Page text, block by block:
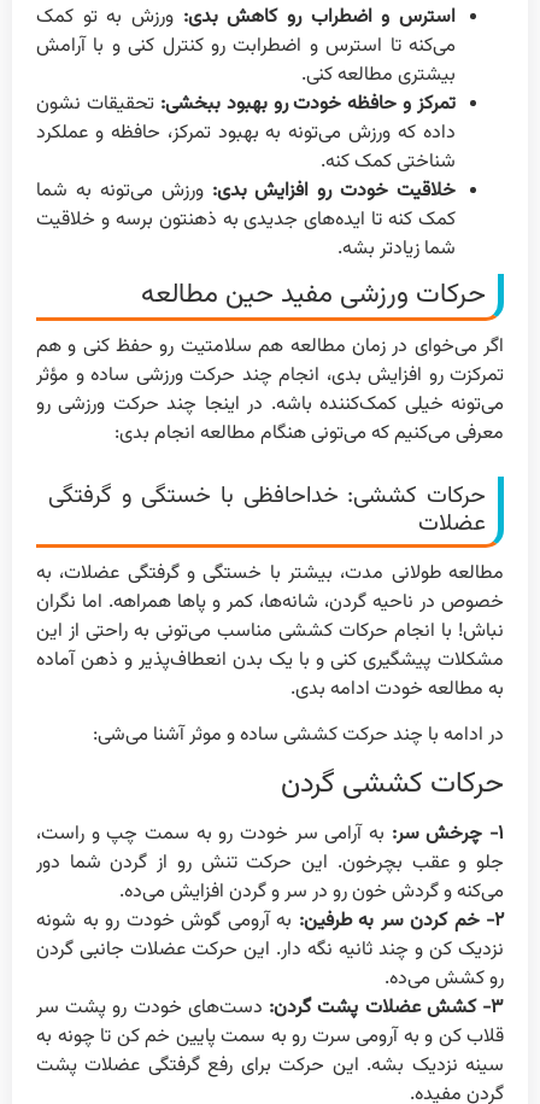
استرس و اضطراب رو کاهش بدی: ورزش به تو کمک
می‌کنه تا استرس و اضطرابت رو کنترل کنی و با آرامش
بیشتری مطالعه کنی.
تمرکز و حافظه خودت رو بهبود ببخشی: تحقیقات نشون
داده که ورزش می‌تونه به بهبود تمرکز، حافظه و عملکرد
شناختی کمک کنه.
خلاقیت خودت رو افزایش بدی: ورزش می‌تونه به شما
کمک کنه تا ایده‌های جدیدی به ذهنتون برسه و خلاقیت
شما زیادتر بشه.
حرکات ورزشی مفید حین مطالعه
اگر می‌خوای در زمان مطالعه هم سلامتیت رو حفظ کنی و هم
تمرکزت رو افزایش بدی، انجام چند حرکت ورزشی ساده و مؤثر
می‌تونه خیلی کمک‌کننده باشه. در اینجا چند حرکت ورزشی رو
معرفی می‌کنیم که می‌تونی هنگام مطالعه انجام بدی:
حرکات کششی: خداحافظی با خستگی و گرفتگی
عضلات
مطالعه طولانی مدت، بیشتر با خستگی و گرفتگی عضلات، به
خصوص در ناحیه گردن، شانه‌ها، کمر و پاها همراهه. اما نگران
نباش! با انجام حرکات کششی مناسب می‌تونی به راحتی از این
مشکلات پیشگیری کنی و با یک بدن انعطاف‌پذیر و ذهن آماده
به مطالعه خودت ادامه بدی.
در ادامه با چند حرکت کششی ساده و موثر آشنا می‌شی:
حرکات کششی گردن
۱- چرخش سر:
به آرامی سر خودت رو به سمت چپ و راست،
جلو و عقب بچرخون. این حرکت تنش رو از گردن شما دور
می‌کنه و گردش خون رو در سر و گردن افزایش می‌ده.
۲- خم کردن سر به طرفین:
به آرومی گوش خودت رو به شونه
نزدیک کن و چند ثانیه نگه دار. این حرکت عضلات جانبی گردن
رو کشش می‌ده.
۳- کشش عضلات پشت گردن:
دست‌های خودت رو پشت سر
قلاب کن و به آرومی سرت رو به سمت پایین خم کن تا چونه به
سینه نزدیک بشه. این حرکت برای رفع گرفتگی عضلات پشت
گردن مفیده.